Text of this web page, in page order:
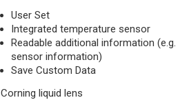
User Set
Integrated temperature sensor
Readable additional information (e.g.
sensor information)
Save Custom Data
Corning liquid lens